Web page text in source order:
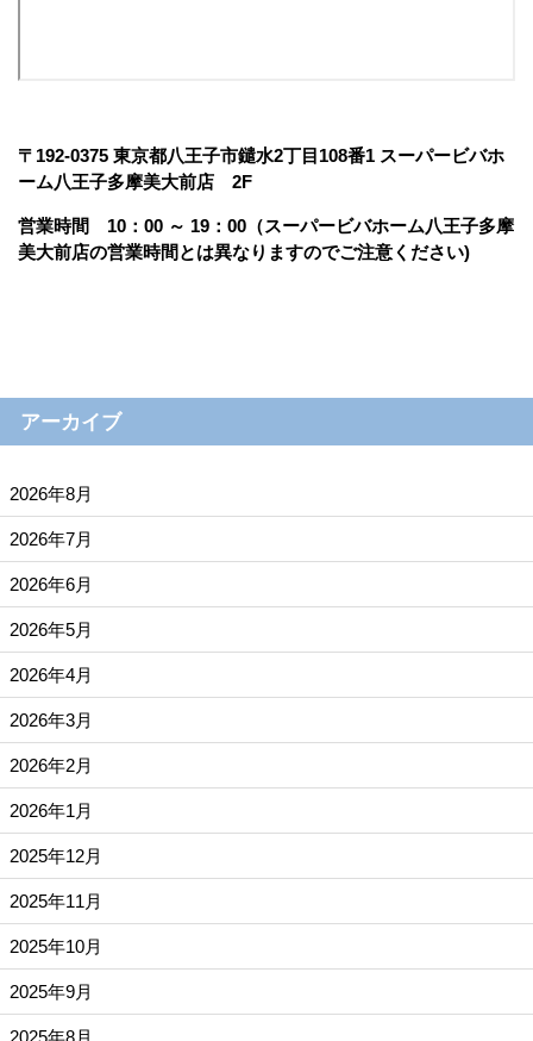
〒192-0375 東京都八王子市鑓水2丁目108番1 スーパービバホ
ーム八王子多摩美大前店 2F
営業時間 10：00 ～ 19：00（スーパービバホーム八王子多摩
美大前店の営業時間とは異なりますのでご注意ください)
アーカイブ
2026年8月
2026年7月
2026年6月
2026年5月
2026年4月
2026年3月
2026年2月
2026年1月
2025年12月
2025年11月
2025年10月
2025年9月
2025年8月